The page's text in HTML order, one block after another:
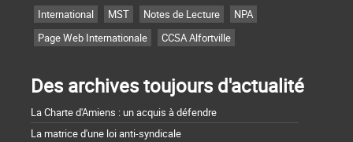
International
MST Notes de Lecture
NPA
Page Web Internationale
CCSA Alfortville
Des archives toujours d'actualité
La Charte d'Amiens : un acquis à défendre
La matrice d'une loi anti-syndicale